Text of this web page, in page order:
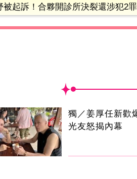
被起訴！合夥開診所決裂還涉犯2罪
獨／姜厚任新
光友怒揭內幕